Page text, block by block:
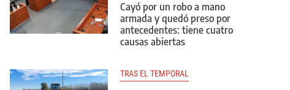
Cayó por un robo a mano
armada y quedó preso por
antecedentes: tiene cuatro
causas abiertas
TRAS EL TEMPORAL